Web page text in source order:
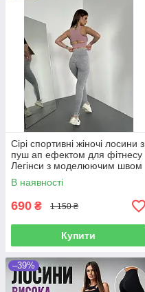
Сірі спортивні жіночі лосини з
пуш ап ефектом для фітнесу
Легінси з моделюючим швом
високою талією
В наявності
690 ₴ 1 150 ₴
Купити
–39%